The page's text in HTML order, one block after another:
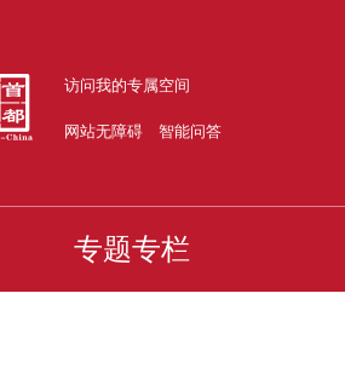
访问我的专属空间
网站无障碍 智能问答
专题专栏